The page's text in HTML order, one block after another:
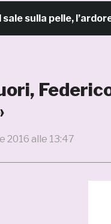
pelle, l’ardore negli
2016 alle 13:47